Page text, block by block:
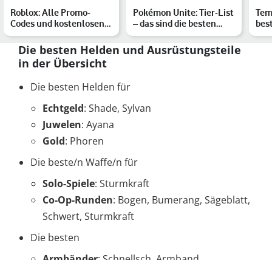
Roblox: Alle Promo-
Codes und kostenlosen
Items im August 2023
Pokémon Unite: Tier-List
– das sind die besten
Pokémon im Ranking
Die besten Helden und Ausrüstungsteile
in der Übersicht
Die besten Helden für
Echtgeld: Shade, Sylvan
Juwelen: Ayana
Gold: Phoren
Die beste/n Waffe/n für
Solo-Spiele: Sturmkraft
Co-Op-Runden: Bogen, Bumerang, Sägeblatt,
Schwert, Sturmkraft
Die besten